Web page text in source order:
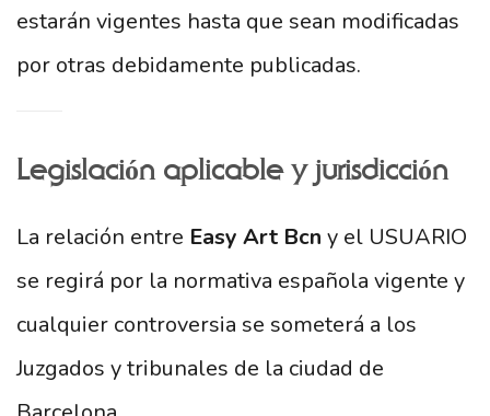
estarán vigentes hasta que sean modificadas
por otras debidamente publicadas.
Legislación aplicable y jurisdicción
La relación entre Easy Art Bcn y el USUARIO
se regirá por la normativa española vigente y
cualquier controversia se someterá a los
Juzgados y tribunales de la ciudad de